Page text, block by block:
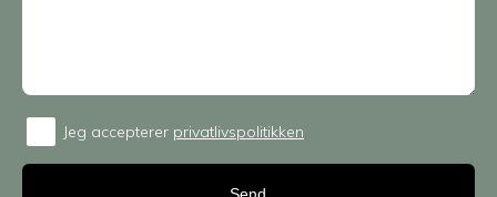
Consent
Jeg accepterer privatlivspolitikken